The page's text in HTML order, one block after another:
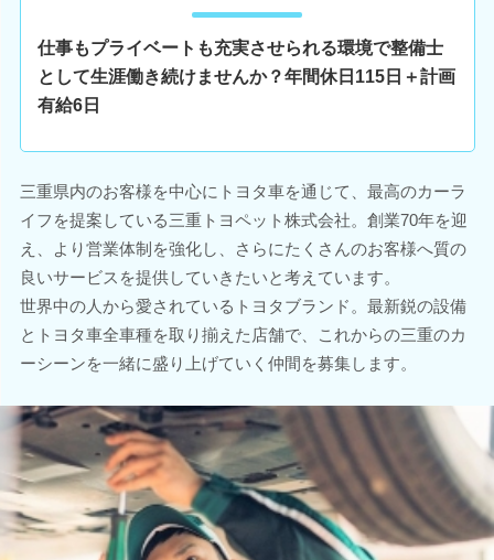
仕事もプライベートも充実させられる環境で整備士
として生涯働き続けませんか？年間休日115日＋計画
有給6日
三重県内のお客様を中心にトヨタ車を通じて、最高のカーラ
イフを提案している三重トヨペット株式会社。創業70年を迎
え、より営業体制を強化し、さらにたくさんのお客様へ質の
良いサービスを提供していきたいと考えています。
世界中の人から愛されているトヨタブランド。最新鋭の設備
とトヨタ車全車種を取り揃えた店舗で、これからの三重のカ
ーシーンを一緒に盛り上げていく仲間を募集します。